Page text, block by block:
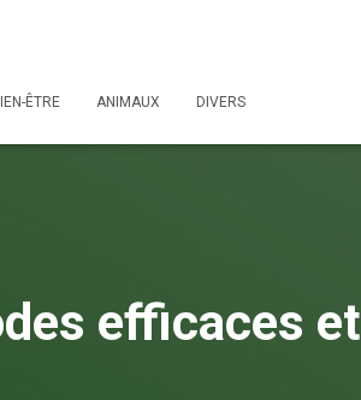
ÊTRE ANIMAUX DIVERS
efficaces et